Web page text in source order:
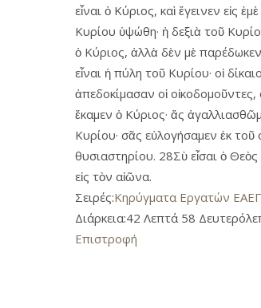
εἶναι ὁ Κύριος, καὶ ἔγεινεν εἰς
Κυρίου ὑψώθη· ἡ δεξιὰ τοῦ
ὁ Κύριος, ἀλλὰ δὲν μὲ παρέδωκεν
εἶναι ἡ πύλη τοῦ Κυρίου· οἱ
ἀπεδοκίμασαν οἱ
ἔκαμεν ὁ Κύριος· ἄς
Κυρίου· σᾶς εὐλογήσαμεν ἐκ
θυσιαστηρίου. 28Σὺ εἶσαι ὁ
εἰς τὸν αἰῶνα.
Σειρές:Κηρύγματα Εργατών
Διάρκεια:42 Λεπτά 58
Επιστροφή